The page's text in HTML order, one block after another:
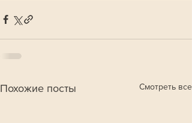
Похожие посты Смотреть все